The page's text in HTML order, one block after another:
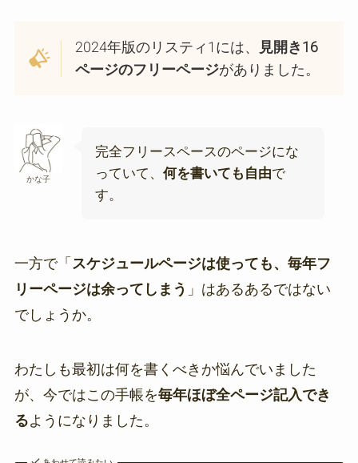
2024年版のリスティ1には、
見開き16
ページのフリーページがありました。
かな子
完全フリースペースのページにな
っていて、 何を書いても自由で
す。
一方で「 スケジュールページは使っても、毎年フ
リーページは余ってしまう 」はあるあるではない
でしょうか。
わたしも最初は何を書くべきか悩んでいました
が、今ではこの手帳を毎年ほぼ全ページ記入でき
るようになりました。